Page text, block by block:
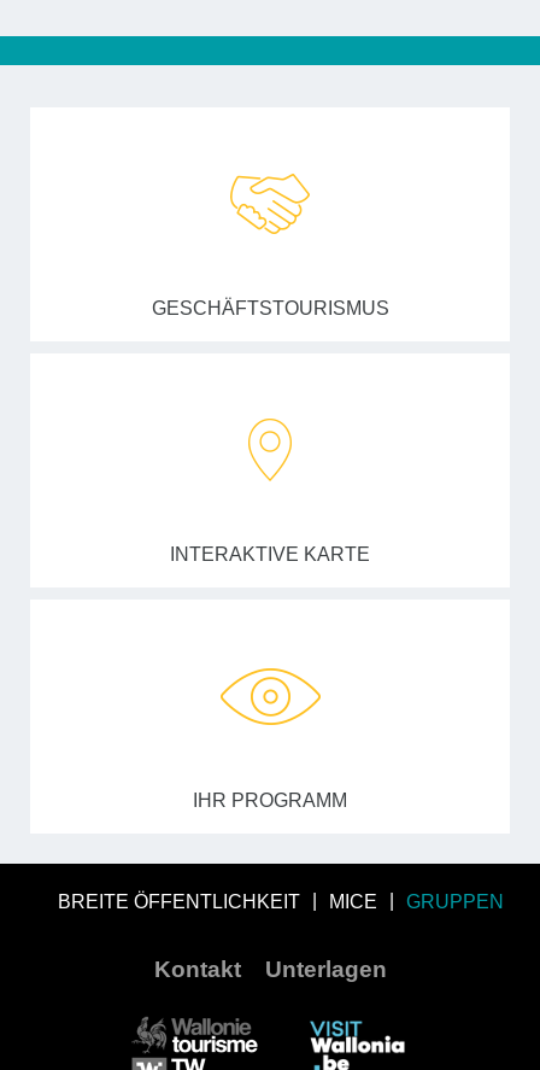
GESCHÄFTSTOURISMUS
INTERAKTIVE KARTE
IHR PROGRAMM
BREITE ÖFFENTLICHKEIT MICE GRUPPEN
Kontakt Unterlagen